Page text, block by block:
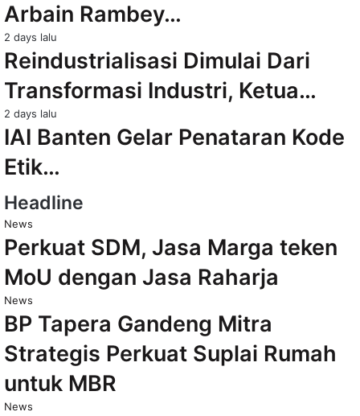
Arbain Rambey…
2 days lalu
Reindustrialisasi Dimulai Dari
Transformasi Industri, Ketua…
2 days lalu
IAI Banten Gelar Penataran Kode
Etik…
Headline
News
Perkuat SDM, Jasa Marga teken
MoU dengan Jasa Raharja
News
BP Tapera Gandeng Mitra
Strategis Perkuat Suplai Rumah
untuk MBR
News